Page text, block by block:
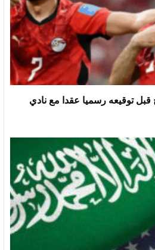
قبل توقيعه رسميا عقدا مع نادي